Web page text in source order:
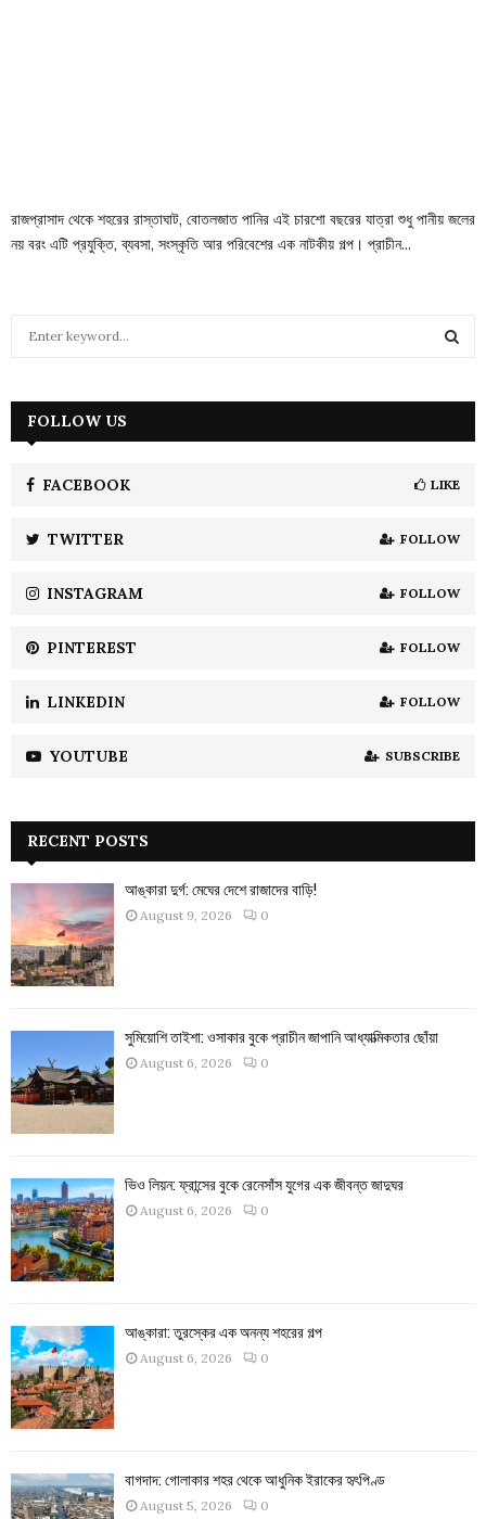
রাজপ্রাসাদ থেকে শহরের রাস্তাঘাট, বোতলজাত পানির এই চারশো বছরের যাত্রা শুধু পানীয় জলের
নয় বরং এটি প্রযুক্তি, ব্যবসা, সংস্কৃতি আর পরিবেশের এক নাটকীয় গল্প। প্রাচীন...
h
H
FOLLOW US
FACEBOOK LIKE
TWITTER FOLLOW
INSTAGRAM FOLLOW
PINTEREST FOLLOW
LINKEDIN FOLLOW
YOUTUBE SUBSCRIBE
RECENT POSTS
আঙ্কারা দুর্গ: মেঘের দেশে রাজাদের বাড়ি!
August 9, 2026 0
সুমিয়োশি তাইশা: ওসাকার বুকে প্রাচীন জাপানি আধ্যাত্মিকতার ছোঁয়া
August 6, 2026 0
ভিও লিয়ন: ফ্রান্সের বুকে রেনেসাঁস যুগের এক জীবন্ত জাদুঘর
August 6, 2026 0
আঙ্কারা: তুরস্কের এক অনন্য শহরের গল্প
August 6, 2026 0
বাগদাদ: গোলাকার শহর থেকে আধুনিক ইরাকের হৃৎপিণ্ড
August 5, 2026 0